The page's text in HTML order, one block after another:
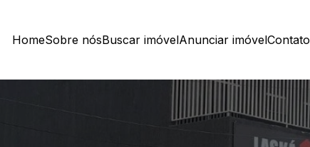
HomeSobre nósBuscar imóvelAnunciar imóvelContato